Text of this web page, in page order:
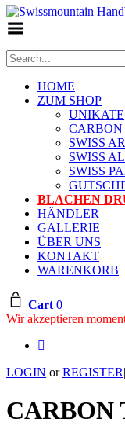
HOME
ZUM SHOP
UNIKATE
CARBON
SWISS
SWISS
SWISS
BLACHEN
HÄNDLER
GALLERIE
ÜBER UNS
KONTAKT
WARENKORB
Cart 0
Wir akzeptieren
LOGIN orREGISTER|
CARBON